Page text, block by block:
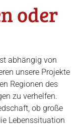
oder
abhängig von
unsere Projekte
Regionen des
zu verhelfen.
ob große
Lebenssituation